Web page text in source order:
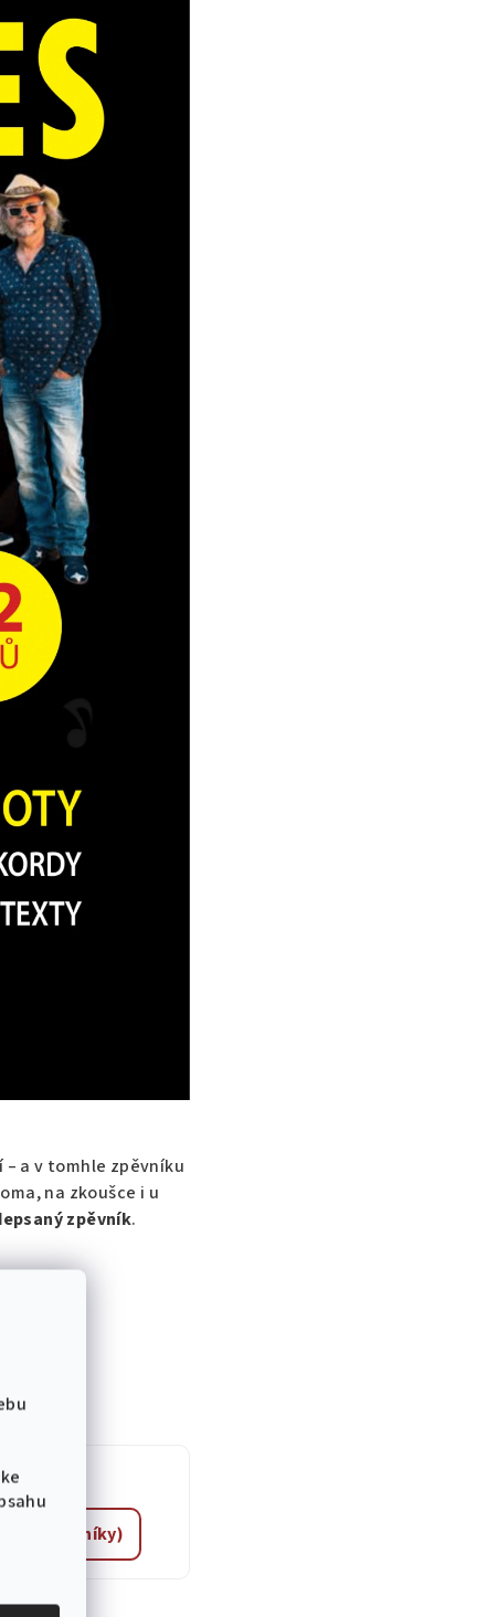
a v tomhle zpěvníku
na zkoušce i u
zpěvník.
zpěvníky)